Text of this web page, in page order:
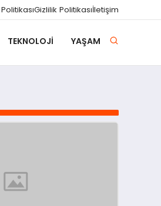
Gizlilik Politikasıİletişim
TEKNOLOJI YAŞAM